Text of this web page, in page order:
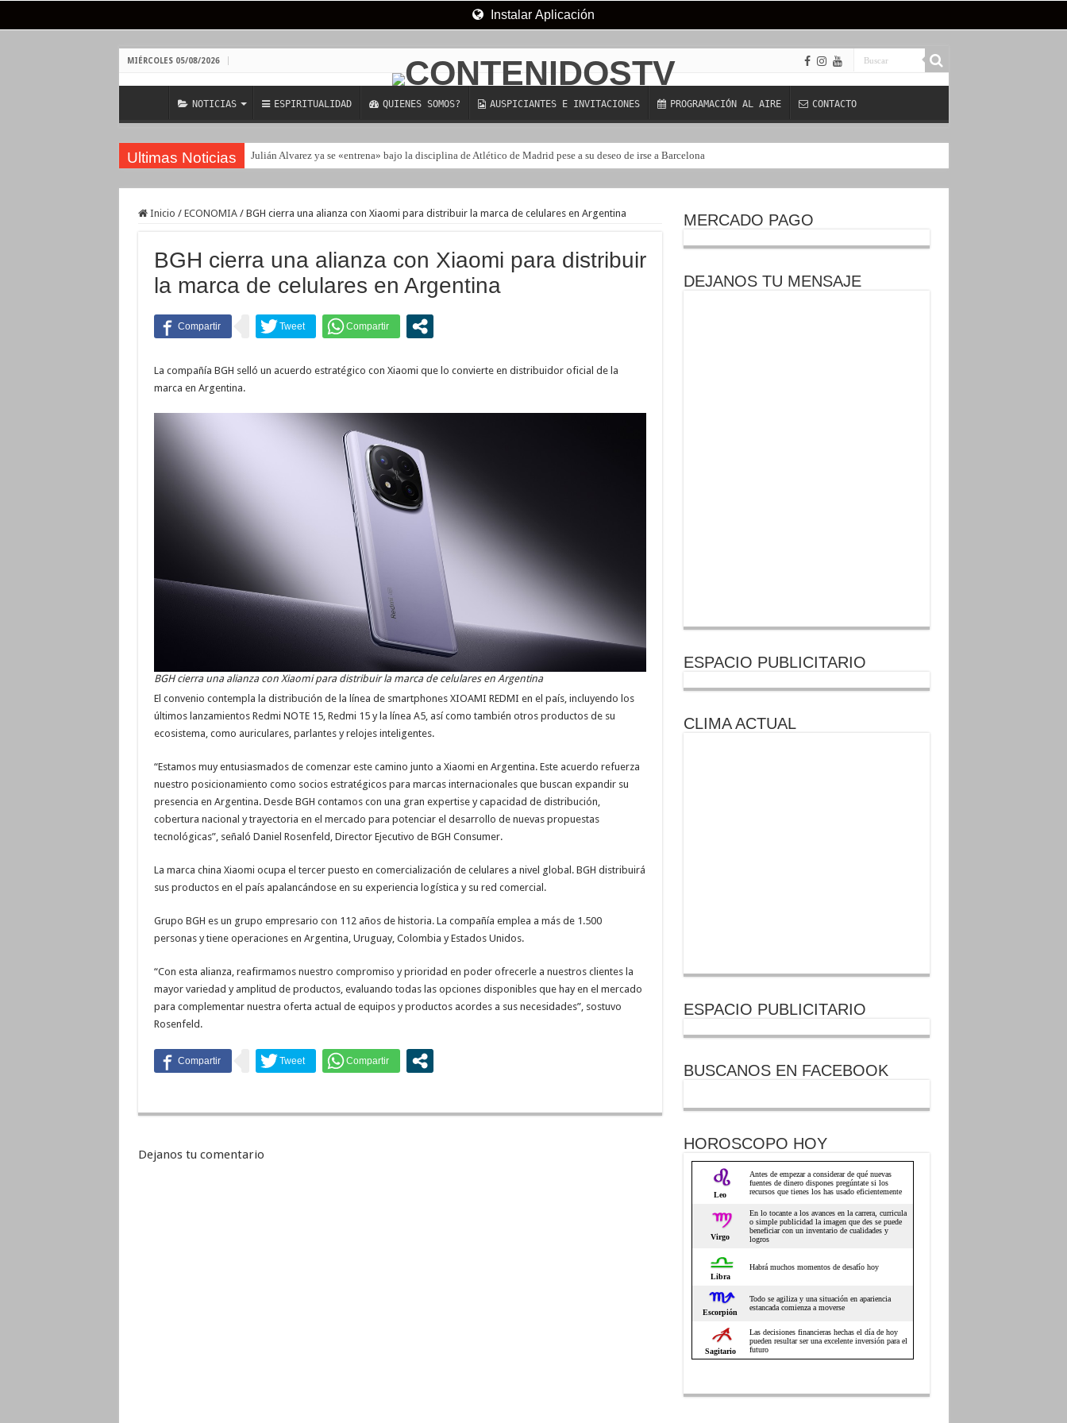
Instalar Aplicación
MIÉRCOLES 05/08/2026
NOTICIAS ESPIRITUALIDAD QUIENES SOMOS? AUSPICIANTES E INVITACIONES PROGRAMACIÓN AL AIRE CONTACTO
Ultimas Noticias Julián Alvarez ya se «entrena» bajo la disciplina de Atlético de Madrid pese a su deseo de irse a Barcelona
Inicio / ECONOMIA / BGH cierra una alianza con Xiaomi para distribuir la marca de celulares en Argentina
BGH cierra una alianza con Xiaomi para distribuir
la marca de celulares en Argentina
La compañía BGH selló un acuerdo estratégico con Xiaomi que lo convierte en distribuidor oficial de la
marca en Argentina.
BGH cierra una alianza con Xiaomi para distribuir la marca de celulares en Argentina
El convenio contempla la distribución de la línea de smartphones XIOAMI REDMI en el país, incluyendo los
últimos lanzamientos Redmi NOTE 15, Redmi 15 y la línea A5, así como también otros productos de su
ecosistema, como auriculares, parlantes y relojes inteligentes.
“Estamos muy entusiasmados de comenzar este camino junto a Xiaomi en Argentina. Este acuerdo refuerza
nuestro posicionamiento como socios estratégicos para marcas internacionales que buscan expandir su
presencia en Argentina. Desde BGH contamos con una gran expertise y capacidad de distribución,
cobertura nacional y trayectoria en el mercado para potenciar el desarrollo de nuevas propuestas
tecnológicas”, señaló Daniel Rosenfeld, Director Ejecutivo de BGH Consumer.
La marca china Xiaomi ocupa el tercer puesto en comercialización de celulares a nivel global. BGH distribuirá
sus productos en el país apalancándose en su experiencia logística y su red comercial.
Grupo BGH es un grupo empresario con 112 años de historia. La compañía emplea a más de 1.500
personas y tiene operaciones en Argentina, Uruguay, Colombia y Estados Unidos.
“Con esta alianza, reafirmamos nuestro compromiso y prioridad en poder ofrecerle a nuestros clientes la
mayor variedad y amplitud de productos, evaluando todas las opciones disponibles que hay en el mercado
para complementar nuestra oferta actual de equipos y productos acordes a sus necesidades”, sostuvo
Rosenfeld.
Dejanos tu comentario
MERCADO PAGO
DEJANOS TU MENSAJE
ESPACIO PUBLICITARIO
CLIMA ACTUAL
ESPACIO PUBLICITARIO
BUSCANOS EN FACEBOOK
HOROSCOPO HOY